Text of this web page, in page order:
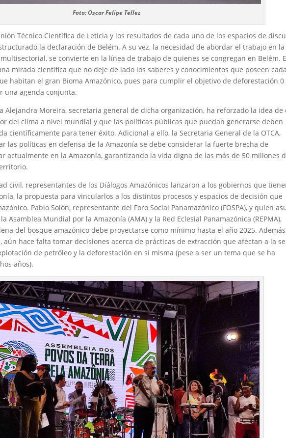
Foto: Oscar Felipe Tellez
Técnico Científica de Leticia y los resultados de cada uno de los espacios de
la declaración de Belém. A su vez, la necesidad de abordar el trabajo en la
se convierte en la línea de trabajo de quienes se congregan en Belém.
mirada científica que no deje de lado los saberes y conocimientos que poseen cada
habitan el gran Bioma Amazónico, pues para cumplir el objetivo de deforestación 0
una agenda conjunta.
Alejandra Moreira, secretaria general de dicha organización, ha reforzado la idea de
del clima a nivel mundial y que las políticas públicas que puedan generarse deben
científicamente para tener éxito. Adicional a ello, la Secretaria General de la OTCA,
las políticas en defensa de la Amazonía se debe considerar la fuerte brecha de
actualmente en la Amazonía, garantizando la vida digna de las más de 50 millones
civil, representantes de los Diálogos Amazónicos lanzaron a los gobiernos que
la propuesta para vincularlos a los distintos procesos y espacios de decisión que
Pablo Solón, representante del Foro Social Panamazónico (FOSPA), y quien
Asamblea Mundial por la Amazonía (AMA) y la Red Eclesial Panamazónica (REPMA),
del bosque amazónico debe proyectarse como mínimo hasta el año 2025.
aún hace falta tomar decisiones acerca de prácticas de extracción que afectan a la
de petróleo y la deforestación en si misma (pese a ser un tema que se ha
años).